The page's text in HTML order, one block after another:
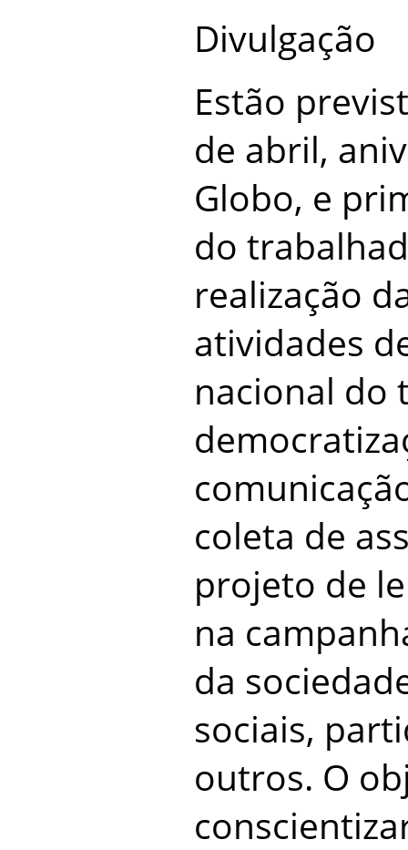
Divulgação
Estão
de abril,
Globo, e
do
realização
atividades
nacional do
coleta de
projeto de
na
da
sociais,
outros. O